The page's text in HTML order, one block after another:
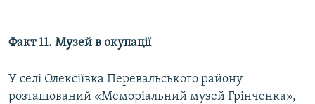
Факт 11. Музей в окупації
У селі Олексіївка Перевальського району
розташований «Меморіальний музей Грінченка»,